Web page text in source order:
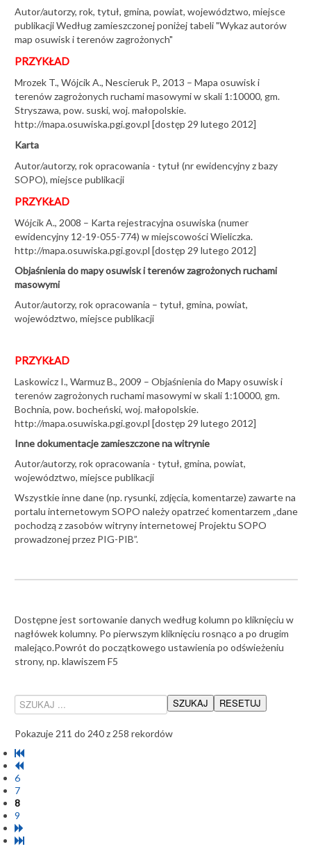
Konferencja O!suwisko 2026
Konferencja O!suwisko 2022
Konferencja O!suwisko 2019
Konferencja O!suwisko 2015
AKTUALNOŚCI
Międzynarodowe szkolenie ESA z technik InSAR w Oddziale
Karpackim PIG-PIB
24-06-2026
20. rocznica SOPO
22-05-2026
Naukowiec z Wietnamu na polskich osuwiskach
20 lat SOPO na O!SUWISKU
16-04-2026
Ziemia zapadła się na Pomorzu
05-03-2026
Autor/autorzy, rok, tytuł, gmina, powiat, województwo, miejsce
publikacji Według zamieszczonej poniżej tabeli "Wykaz autorów
map osuwisk i terenów zagrożonych"
PRZYKŁAD
Mrozek T., Wójcik A., Nescieruk P., 2013 – Mapa osuwisk i
terenów zagrożonych ruchami masowymi w skali 1:10000, gm.
Stryszawa, pow. suski, woj. małopolskie.
http://mapa.osuwiska.pgi.gov.pl [dostęp 29 lutego 2012]
Karta
Autor/autorzy, rok opracowania - tytuł (nr ewidencyjny z bazy
SOPO), miejsce publikacji
PRZYKŁAD
Wójcik A., 2008 – Karta rejestracyjna osuwiska (numer
ewidencyjny 12-19-055-774) w miejscowości Wieliczka.
http://mapa.osuwiska.pgi.gov.pl [dostęp 29 lutego 2012]
Objaśnienia do mapy osuwisk i terenów zagrożonych ruchami
masowymi
Autor/autorzy, rok opracowania – tytuł, gmina, powiat,
województwo, miejsce publikacji
PRZYKŁAD
Laskowicz I., Warmuz B., 2009 – Objaśnienia do Mapy osuwisk i
terenów zagrożonych ruchami masowymi w skali 1:10000, gm.
Bochnia, pow. bocheński, woj. małopolskie.
http://mapa.osuwiska.pgi.gov.pl [dostęp 29 lutego 2012]
Inne dokumentacje zamieszczone na witrynie
Autor/autorzy, rok opracowania - tytuł, gmina, powiat,
województwo, miejsce publikacji
Wszystkie inne dane (np. rysunki, zdjęcia, komentarze) zawarte na
portalu internetowym SOPO należy opatrzeć komentarzem „dane
pochodzą z zasobów witryny internetowej Projektu SOPO
prowadzonej przez PIG-PIB”.
Dostępne jest sortowanie danych według kolumn po kliknięciu w
nagłówek kolumny. Po pierwszym kliknięciu rosnąco a po drugim
malejąco.Powrót do początkowego ustawienia po odświeżeniu
strony, np. klawiszem F5
Pokazuje 211 do 240 z 258 rekordów
6
7
8
9